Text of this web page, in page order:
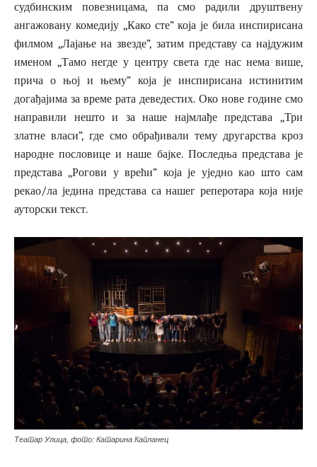
судбинским повезницама, па смо радили друштвену
ангажовану комедију ,,Како сте” која је била инспирисана
филмом ,,Лајање на звезде”, затим представу са најдужим
именом ,,Тамо негде у центру света где нас нема више,
прича о њој и њему” која је инспирисана истинитим
догађајима за време рата деведестих. Око нове године смо
направили нешто и за наше најмлађе представа ,,Три
златне власи”, где смо обрађивали тему другарства кроз
народне пословице и наше бајке. Последња представа је
представа ,,Рогови у врећи” која је уједно као што сам
рекао/ла једина представа са нашег реперотара која није
ауторски текст.
Театар Улица, фото: Катарина Капланец